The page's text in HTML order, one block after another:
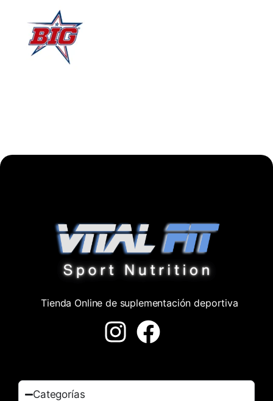
Tienda Online de suplementación deportiva
Categorías